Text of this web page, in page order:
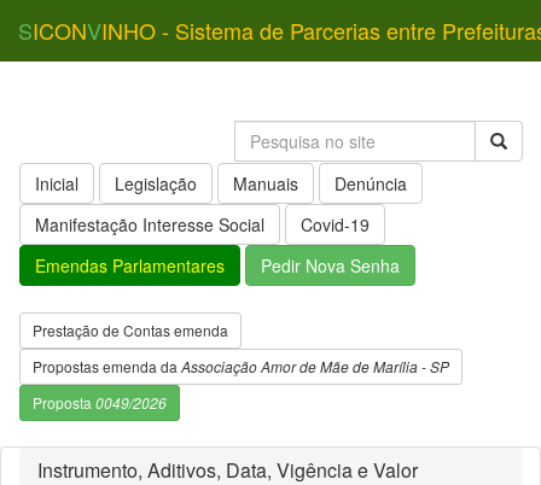
SICONVINHO - Sistema de Parcerias entre
Inicial Legislação Manuais
Denúncia
Manifestação Interesse Social
Covid-19
Emendas Parlamentares
Pedir Nova Senha
Prestação de Contas emenda
Propostas emenda da Associação Amor de Mãe de Marília - SP
Proposta 0049/2026
Instrumento, Aditivos, Data, Vigência e Valor